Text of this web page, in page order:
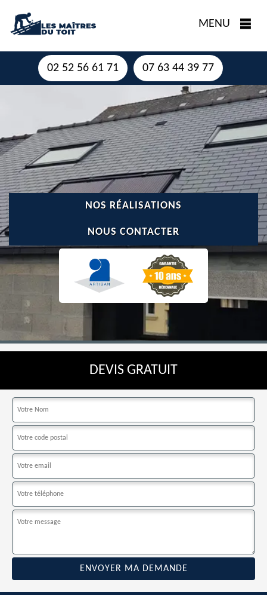
MENU
02 52 56 61 71 07 63 44 39 77
NOS RÉALISATIONS
NOUS CONTACTER
DEVIS GRATUIT